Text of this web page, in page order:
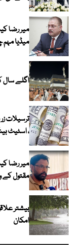
میر رضا
میڈیا مہم
اگلے سال کیلئے 40 روزہ حج اسکیم
، اسٹیٹ
میر رضا
مقتول کے
بیشتر
امکان